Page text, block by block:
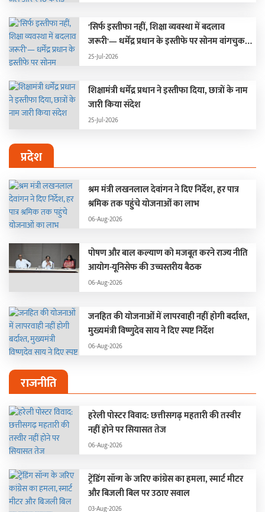
'सिर्फ इस्तीफा नहीं, शिक्षा व्यवस्था में बदलाव
जरूरी'— धर्मेंद्र प्रधान के इस्तीफे पर सोनम वांगचुक
की पहली प्रतिक्रिया
25-Jul-2026
शिक्षामंत्री धर्मेंद्र प्रधान ने इस्तीफा दिया, छात्रों के नाम
जारी किया संदेश
25-Jul-2026
प्रदेश
श्रम मंत्री लखनलाल देवांगन ने दिए निर्देश, हर पात्र
श्रमिक तक पहुंचे योजनाओं का लाभ
06-Aug-2026
पोषण और बाल कल्याण को मजबूत करने राज्य नीति
आयोग-यूनिसेफ की उच्चस्तरीय बैठक
06-Aug-2026
जनहित की योजनाओं में लापरवाही नहीं होगी बर्दाश्त,
मुख्यमंत्री विष्णुदेव साय ने दिए स्पष्ट निर्देश
06-Aug-2026
राजनीति
हरेली पोस्टर विवाद: छत्तीसगढ़ महतारी की तस्वीर
नहीं होने पर सियासत तेज
06-Aug-2026
ट्रेंडिंग सॉन्ग के जरिए कांग्रेस का हमला, स्मार्ट मीटर
और बिजली बिल पर उठाए सवाल
03-Aug-2026